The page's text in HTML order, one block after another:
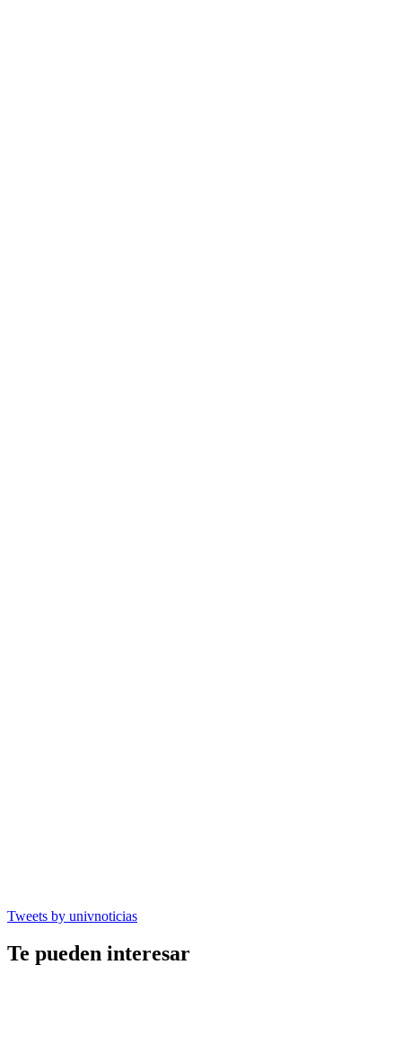
Tweets by univnoticias
Te pueden interesar